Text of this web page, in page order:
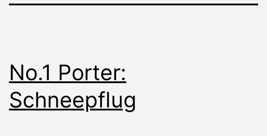
No.1 Porter:
Schneepflug